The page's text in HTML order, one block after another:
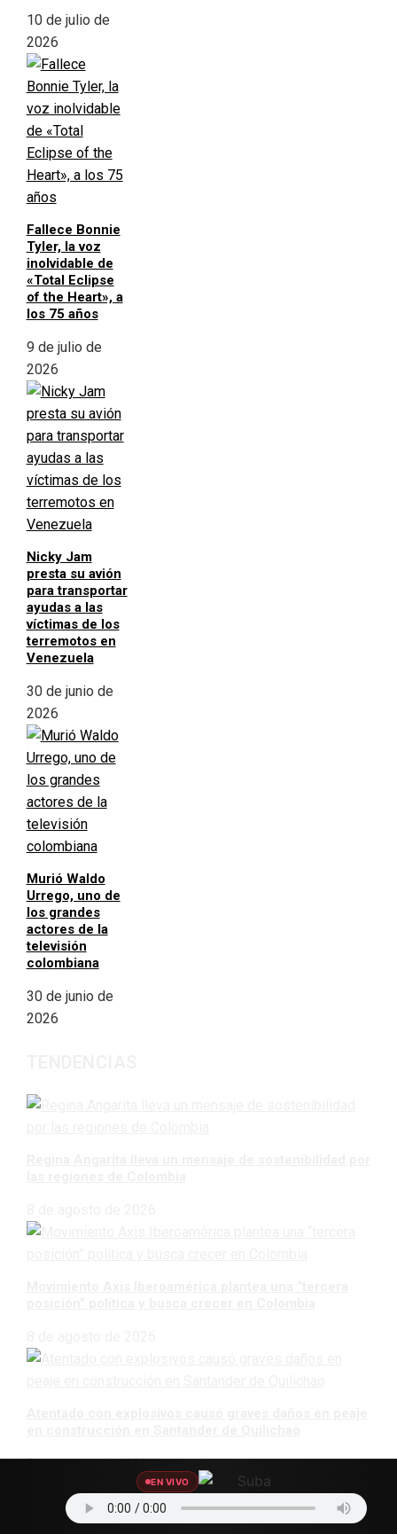
10 de julio de
2026
Fallece Bonnie
Tyler, la voz
inolvidable de
«Total Eclipse
of the Heart», a
los 75 años
9 de julio de
2026
Nicky Jam
presta su avión
para transportar
ayudas a las
víctimas de los
terremotos en
Venezuela
30 de junio de
2026
Murió Waldo
Urrego, uno de
los grandes
actores de la
televisión
colombiana
30 de junio de
2026
8 de agosto de 2026
EN VIVO